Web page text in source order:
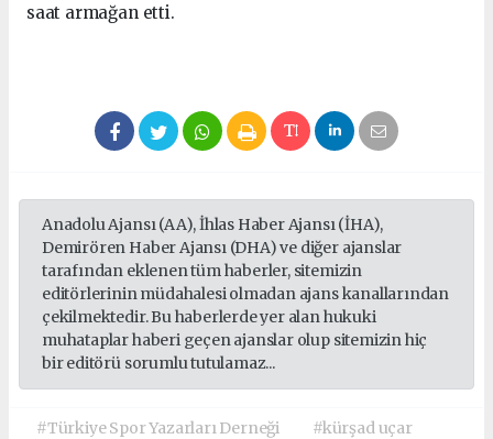
saat armağan etti.
Anadolu Ajansı (AA), İhlas Haber Ajansı (İHA),
Demirören Haber Ajansı (DHA) ve diğer ajanslar
tarafından eklenen tüm haberler, sitemizin
editörlerinin müdahalesi olmadan ajans kanallarından
çekilmektedir. Bu haberlerde yer alan hukuki
muhataplar haberi geçen ajanslar olup sitemizin hiç
bir editörü sorumlu tutulamaz...
#Türkiye Spor Yazarları Derneği
#kürşad uçar